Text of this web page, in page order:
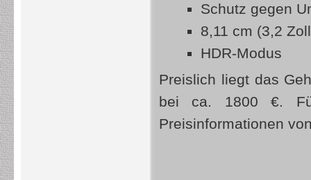
Schutz gegen
8,11 cm (3,2
HDR-Modus
Preislich liegt das
bei ca. 1800 €.
Preisinformationen